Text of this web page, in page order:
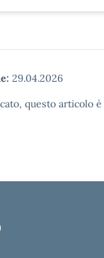
29.04.2026
questo articolo